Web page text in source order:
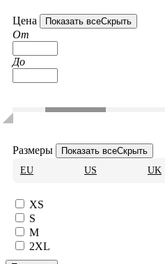
Цена Показать всеСкрыть
От
До
Размеры Показать всеСкрыть
EU
US UK
XS
S
M
2XL